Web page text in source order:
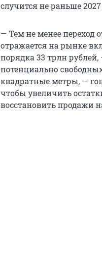
случится не раньше 2027
— Тем не менее переход
отражается на рынке
порядка 33 трлн
потенциально
квадратные метры, —
чтобы увеличить
восстановить продажи